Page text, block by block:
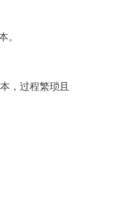
。
，过程繁琐且